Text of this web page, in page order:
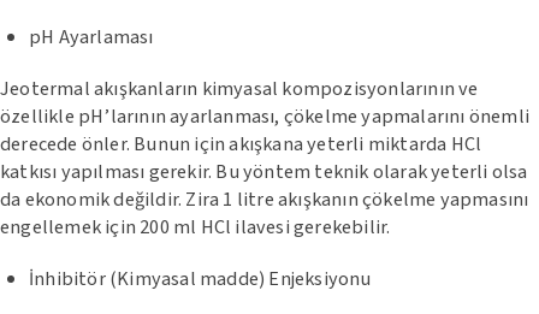
pH Ayarlaması
Jeotermal akışkanların kimyasal kompozisyonlarının ve
özellikle pH’larının ayarlanması, çökelme yapmalarını önemli
derecede önler. Bunun için akışkana yeterli miktarda HCl
katkısı yapılması gerekir. Bu yöntem teknik olarak yeterli olsa
da ekonomik değildir. Zira 1 litre akışkanın çökelme yapmasını
engellemek için 200 ml HCl ilavesi gerekebilir.
İnhibitör (Kimyasal madde) Enjeksiyonu